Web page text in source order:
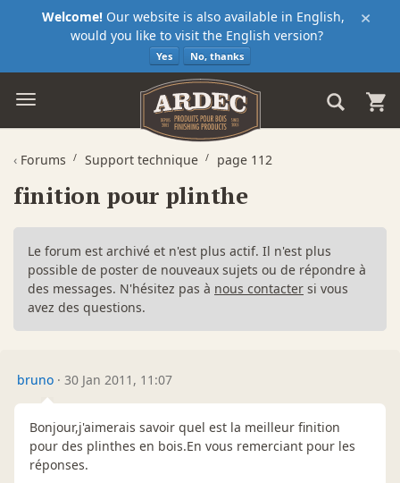
×
Welcome! Our website is also available in English,
would you like to visit the English version?
Yes No, thanks
‹ Forums Support technique page 112
finition pour plinthe
Le forum est archivé et n'est plus actif. Il n'est plus
possible de poster de nouveaux sujets ou de répondre à
des messages. N'hésitez pas à nous contacter si vous
avez des questions.
bruno · 30 Jan 2011, 11:07
Bonjour,j'aimerais savoir quel est la meilleur finition
pour des plinthes en bois.En vous remerciant pour les
réponses.